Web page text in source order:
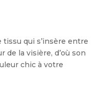
qui s’insère entre
la visière, d’où son
chic à votre